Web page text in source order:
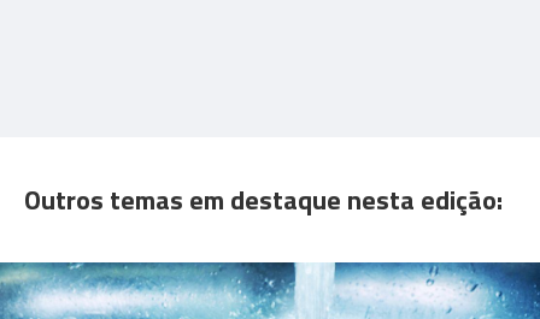
Outros temas em destaque nesta edição: